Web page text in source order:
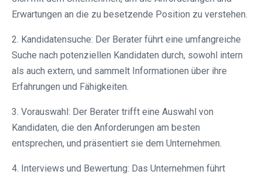
Erwartungen an die zu besetzende Position zu verstehen.
2. Kandidatensuche: Der Berater führt eine umfangreiche
Suche nach potenziellen Kandidaten durch, sowohl intern
als auch extern, und sammelt Informationen über ihre
Erfahrungen und Fähigkeiten.
3. Vorauswahl: Der Berater trifft eine Auswahl von
Kandidaten, die den Anforderungen am besten
entsprechen, und präsentiert sie dem Unternehmen.
4. Interviews und Bewertung: Das Unternehmen führt